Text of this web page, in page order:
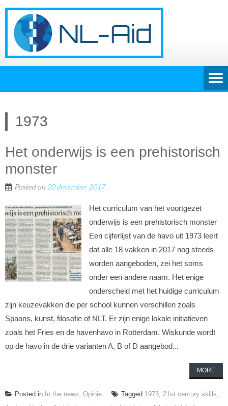
1973
Het onderwijs is een prehistorisch
monster
Posted on 20 december 2017
Het curriculum van het voortgezet
onderwijs is een prehistorisch monster
Een cijferlijst van de havo uit 1973 leert
dat alle 18 vakken in 2017 nog steeds
worden aangeboden, zei het soms
onder een andere naam. Het enige
onderscheid met het huidige curriculum
zijn keuzevakken die per school kunnen verschillen zoals
Spaans, kunst, filosofie of NLT. Er zijn enige lokale initiatieven
zoals het Fries en de havenhavo in Rotterdam. Wiskunde wordt
op de havo in de drie varianten A, B of D aangebod...
MORE
Posted in In the news, Opinie Tagged 1973, 21st century skills,